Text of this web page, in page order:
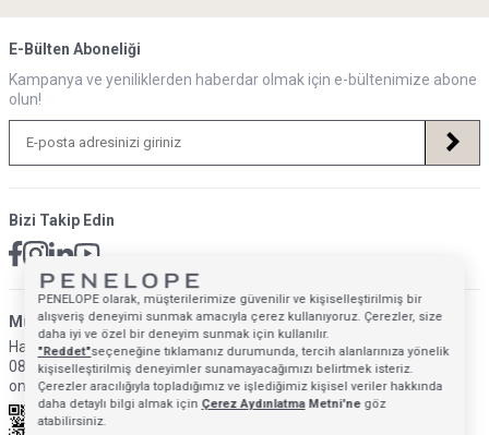
E-Bülten Aboneliği
Kampanya ve yeniliklerden haberdar olmak için e-bültenimize abone
olun!
Bizi Takip Edin
Müsteri Hizmetleri İletişim Adresi
Hafta İçi: 09:00 - 18:00
0850 640 1993
onlinedestek@penelopebedroom.com
PENELOPE olarak, müşterilerimize güvenilir ve kişiselleştirilmiş bir
alışveriş deneyimi sunmak amacıyla çerez kullanıyoruz. Çerezler, size
daha iyi ve özel bir deneyim sunmak için kullanılır.
"Reddet"seçeneğine tıklamanız durumunda, tercih alanlarınıza yönelik
kişiselleştirilmiş deneyimler sunamayacağımızı belirtmek isteriz.
Çerezler aracılığıyla topladığımız ve işlediğimiz kişisel veriler hakkında
daha detaylı bilgi almak için Çerez AydınlatmaMetni'negöz
atabilirsiniz.